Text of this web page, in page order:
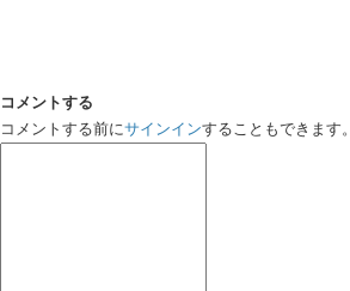
コメントする
コメントする前にサインインすることもできます。